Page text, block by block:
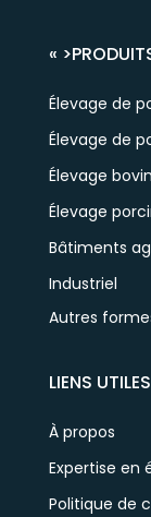
« >
Élevage de
Élevage de
Élevage bovin
Élevage
Bâtiments
Industriel
Autres
LIENS UTILES
À propos
Expertise en
Politique de